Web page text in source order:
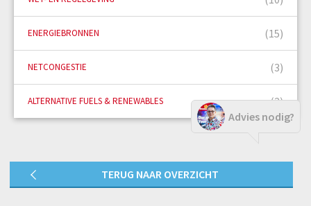
Advies nodig?
ENERGIEBRONNEN (15)
NETCONGESTIE (3)
ALTERNATIVE FUELS & RENEWABLES (2)
TERUG NAAR OVERZICHT